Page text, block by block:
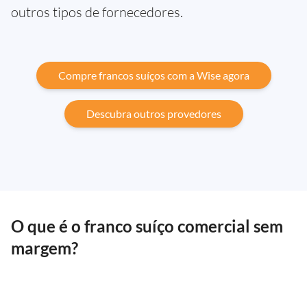
outros tipos de fornecedores.
Compre francos suíços com a Wise agora
Descubra outros provedores
O que é o franco suíço comercial sem
margem?